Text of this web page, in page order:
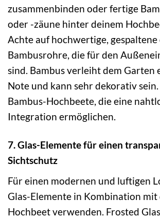
zusammenbinden oder fertige
oder -zäune hinter deinem
Achte auf hochwertige, gespaltene
Bambusrohre, die für den
sind. Bambus verleiht dem Garten
Note und kann sehr dekorativ sein.
Bambus-Hochbeete, die eine
Integration ermöglichen.
7. Glas-Elemente für einen
Sichtschutz
Für einen modernen und luftigen
Glas-Elemente in Kombination mit
Hochbeet verwenden. Frosted